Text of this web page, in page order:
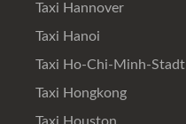
Taxi Hannover
Taxi Hanoi
Taxi Ho-Chi-Minh-Stadt
Taxi Hongkong